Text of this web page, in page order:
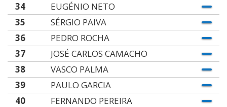
34
EUGÉNIO NETO
35
SÉRGIO PAIVA
36
PEDRO ROCHA
37
JOSÉ CARLOS CAMACHO
38
VASCO PALMA
39
PAULO GARCIA
40
FERNANDO PEREIRA